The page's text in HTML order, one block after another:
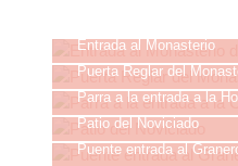
Entrada al Monasterio
Puerta Reglar del
Parra a la entrada a la
Patio del Noviciado
Puente entrada al